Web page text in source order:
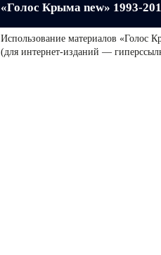
«Голос Крыма new» 1993-
Использование материалов «Голос
(для интернет-изданий —